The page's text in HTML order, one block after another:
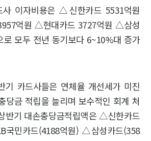
사 이자비용은 △신한카드 5531억원
억원 △현대카드 3727억원 △삼성
로 모두 전년 동기보다 6~10%대 증가
기 카드사들은 연체율 개선세가 미진
당금 적립을 늘리며 보수적인 회계 처
반기 대손충당금적립액은 △신한카드
국민카드(4188억원) △삼성카드(358